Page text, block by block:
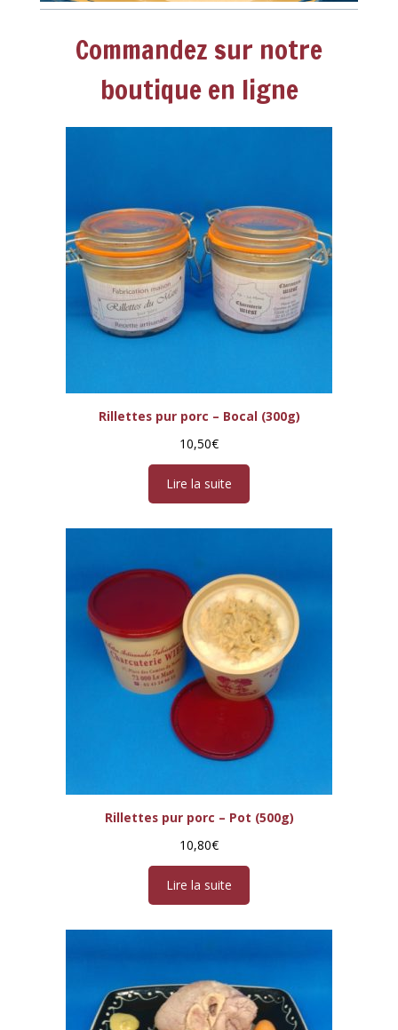
Commandez sur notre
boutique en ligne
Rillettes pur porc – Bocal (300g)
10,50€
Lire la suite
Rillettes pur porc – Pot (500g)
10,80€
Lire la suite